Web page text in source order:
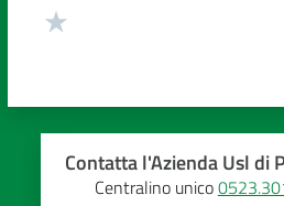
Contatta l'Azienda Usl di
Centralino unico